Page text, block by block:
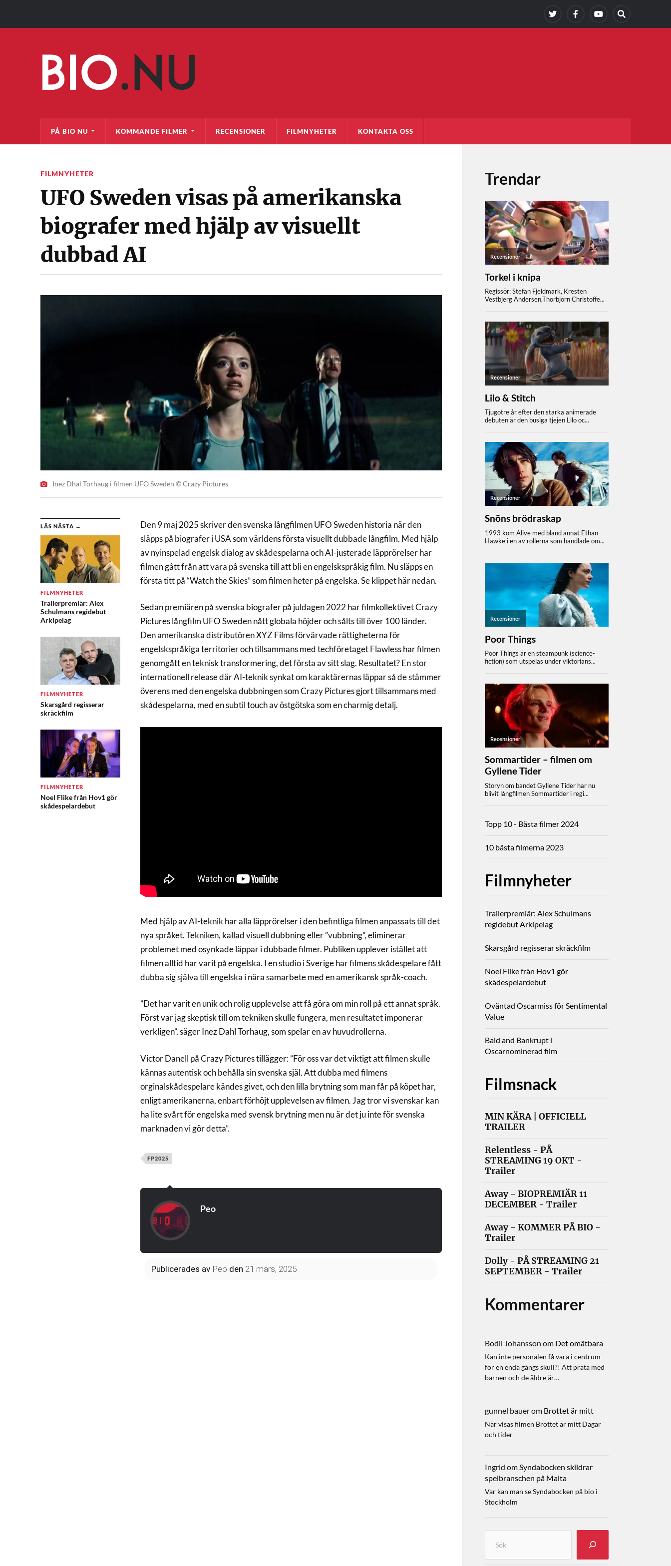
PÅ BIO NU KOMMANDE FILMER RECENSIONER FILMNYHETER KONTAKTA OSS
FILMNYHETER
UFO Sweden visas på amerikanska
biografer med hjälp av visuellt
dubbad AI
Inez Dhal Torhaug i filmen UFO Sweden © Crazy Pictures
LÄS NÄSTA →
FILMNYHETER
Trailerpremiär: Alex
Schulmans regidebut
Arkipelag
FILMNYHETER
Skarsgård regisserar
skräckfilm
FILMNYHETER
Noel Flike från Hov1 gör
skådespelardebut
Den 9 maj 2025 skriver den svenska långfilmen UFO Sweden historia när den
släpps på biografer i USA som världens första visuellt dubbade långfilm. Med hjälp
av nyinspelad engelsk dialog av skådespelarna och AI-justerade läpprörelser har
filmen gått från att vara på svenska till att bli en engelskspråkig film. Nu släpps en
första titt på “Watch the Skies” som filmen heter på engelska. Se klippet här nedan.
Sedan premiären på svenska biografer på juldagen 2022 har filmkollektivet Crazy
Pictures långfilm UFO Sweden nått globala höjder och sålts till över 100 länder.
Den amerikanska distributören XYZ Films förvärvade rättigheterna för
engelskspråkiga territorier och tillsammans med techföretaget Flawless har filmen
genomgått en teknisk transformering, det första av sitt slag. Resultatet? En stor
internationell release där AI-teknik synkat om karaktärernas läppar så de stämmer
överens med den engelska dubbningen som Crazy Pictures gjort tillsammans med
skådespelarna, med en subtil touch av östgötska som en charmig detalj.
Med hjälp av AI-teknik har alla läpprörelser i den befintliga filmen anpassats till det
nya språket. Tekniken, kallad visuell dubbning eller ”vubbning”, eliminerar
problemet med osynkade läppar i dubbade filmer. Publiken upplever istället att
filmen alltid har varit på engelska. I en studio i Sverige har filmens skådespelare fått
dubba sig själva till engelska i nära samarbete med en amerikansk språk-coach.
”Det har varit en unik och rolig upplevelse att få göra om min roll på ett annat språk.
Först var jag skeptisk till om tekniken skulle fungera, men resultatet imponerar
verkligen”, säger Inez Dahl Torhaug, som spelar en av huvudrollerna.
Victor Danell på Crazy Pictures tillägger: ”För oss var det viktigt att filmen skulle
kännas autentisk och behålla sin svenska själ. Att dubba med filmens
orginalskådespelare kändes givet, och den lilla brytning som man får på köpet har,
enligt amerikanerna, enbart förhöjt upplevelsen av filmen. Jag tror vi svenskar kan
ha lite svårt för engelska med svensk brytning men nu är det ju inte för svenska
marknaden vi gör detta”.
FP2025
Peo
Publicerades av Peo den 21 mars, 2025
Trendar
Topp 10 - Bästa filmer 2024
10 bästa filmerna 2023
Filmnyheter
Trailerpremiär: Alex Schulmans
regidebut Arkipelag
Skarsgård regisserar skräckfilm
Noel Flike från Hov1 gör
skådespelardebut
Oväntad Oscarmiss för Sentimental
Value
Bald and Bankrupt i
Oscarnominerad film
Filmsnack
MIN KÄRA | OFFICIELL
TRAILER
Relentless - PÅ
STREAMING 19 OKT -
Trailer
Away - BIOPREMIÄR 11
DECEMBER - Trailer
Away - KOMMER PÅ BIO -
Trailer
Dolly - PÅ STREAMING 21
SEPTEMBER - Trailer
Kommentarer
Bodil Johansson om Det omätbara
Kan inte personalen få vara i centrum
för en enda gångs skull?! Att prata med
barnen och de äldre är…
gunnel bauerom Brottet är mitt
När visas filmen Brottet är mitt Dagar
och tider
Ingrid omSyndabocken skildrar
spelbranschen på Malta
Var kan man se Syndabocken på bio i
Stockholm